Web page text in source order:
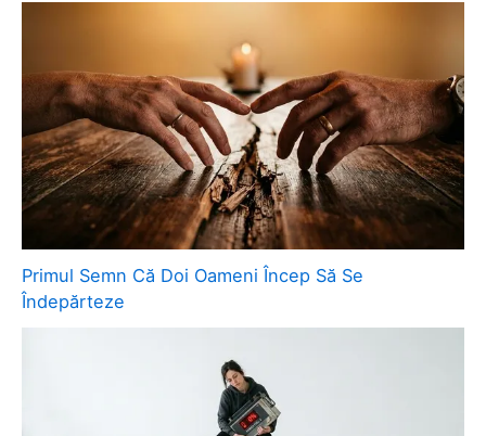
Primul Semn Că Doi Oameni Încep Să Se
Îndepărteze